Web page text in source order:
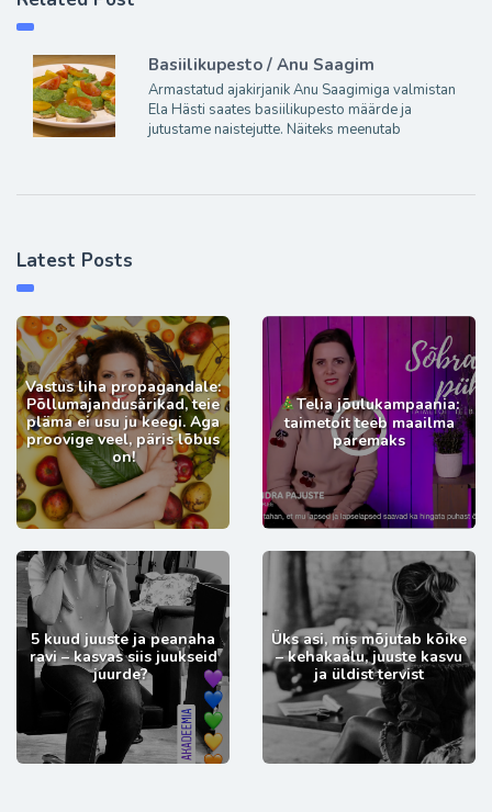
Basiilikupesto / Anu Saagim
Armastatud ajakirjanik Anu Saagimiga valmistan
Ela Hästi saates basiilikupesto määrde ja
jutustame naistejutte. Näiteks meenutab
Latest Posts
Vastus liha propagandale:
Põllumajandusärikad, teie
pläma ei usu ju keegi. Aga
proovige veel, päris lõbus
on!
Telia jõulukampaania:
taimetoit teeb maailma
paremaks
5 kuud juuste ja peanaha
ravi – kasvas siis juukseid
juurde?
Üks asi, mis mõjutab kõike
– kehakaalu, juuste kasvu
ja üldist tervist